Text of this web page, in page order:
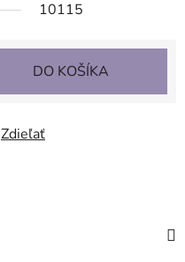
10115
DO KOŠÍKA
Zdieľať